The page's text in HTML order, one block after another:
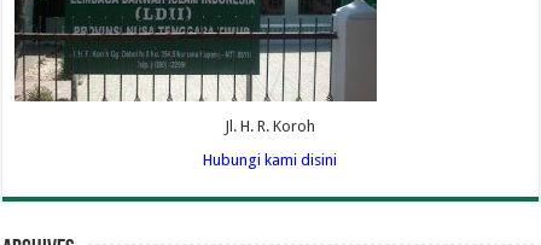
Jl. H. R. Koroh
Hubungi kami disini